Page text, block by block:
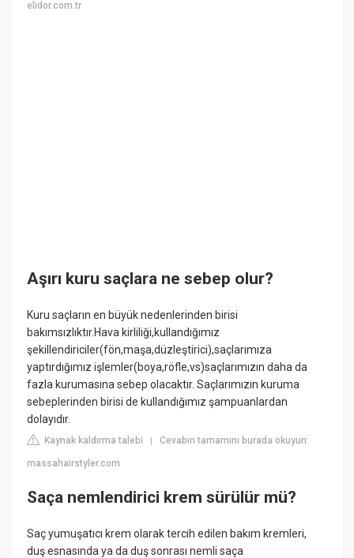
elidor.com.tr
Aşırı kuru saçlara ne sebep olur?
Kuru saçların en büyük nedenlerinden birisi
bakımsızlıktır.Hava kirliliği,kullandığımız
şekillendiriciler(fön,maşa,düzleştirici),saçlarımıza
yaptırdığımız işlemler(boya,röfle,vs)saçlarımızın daha da
fazla kurumasına sebep olacaktır. Saçlarımızın kuruma
sebeplerinden birisi de kullandığımız şampuanlardan
dolayıdır.
Kaynak kaldırma talebi |Cevabın tamamını burada okuyun:
massahairstyler.com
Saça nemlendirici krem sürülür mü?
Saç yumuşatıcı krem olarak tercih edilen bakım kremleri,
duş esnasında ya da duş sonrası nemli saça